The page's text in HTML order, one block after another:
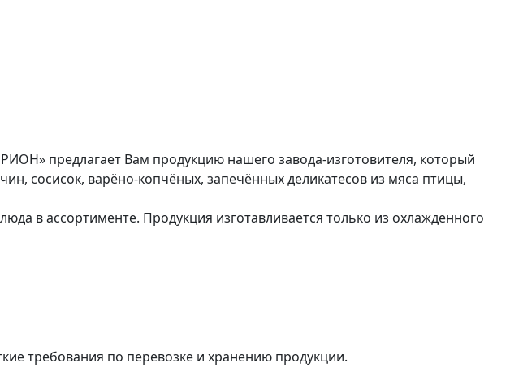
предлагает Вам продукцию нашего завода-изготовителя, который
сосисок, варёно-копчёных, запечённых деликатесов из мяса птицы,
в ассортименте. Продукция изготавливается только из охлажденного
требования по перевозке и хранению продукции.